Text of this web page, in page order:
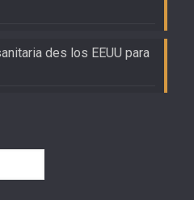
des los EEUU para